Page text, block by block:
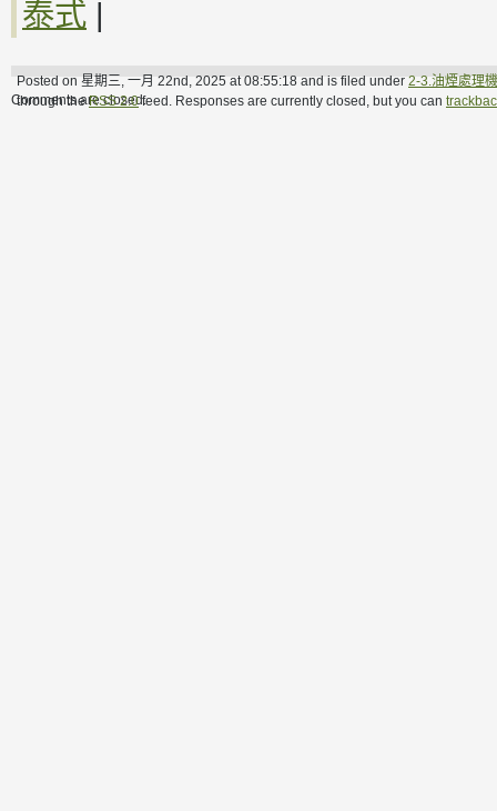
泰式 |
Posted on 星期三, 一月 22nd, 2025 at 08:55:18 and is filed under 2-3.油煙處理
through theRSS 2.0feed. Responses are currently closed, but you can
Comments are closed.